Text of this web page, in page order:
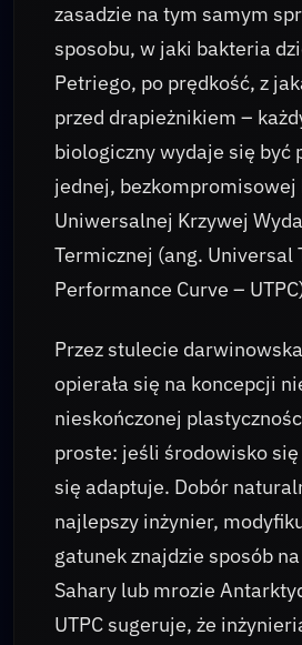
zasadzie na tym samym
sposobu, w jaki bakteria
Petriego, po prędkość, z
przed drapieżnikiem –
biologiczny wydaje się być
jednej, bezkompromisowej
Uniwersalnej Krzywej
Termicznej (ang. Universal
Performance Curve –
Przez stulecie
opierała się na koncepcji
nieskończonej
proste: jeśli środowisko
się adaptuje. Dobór
najlepszy inżynier,
gatunek znajdzie sposób
Sahary lub mrozie
UTPC sugeruje, że